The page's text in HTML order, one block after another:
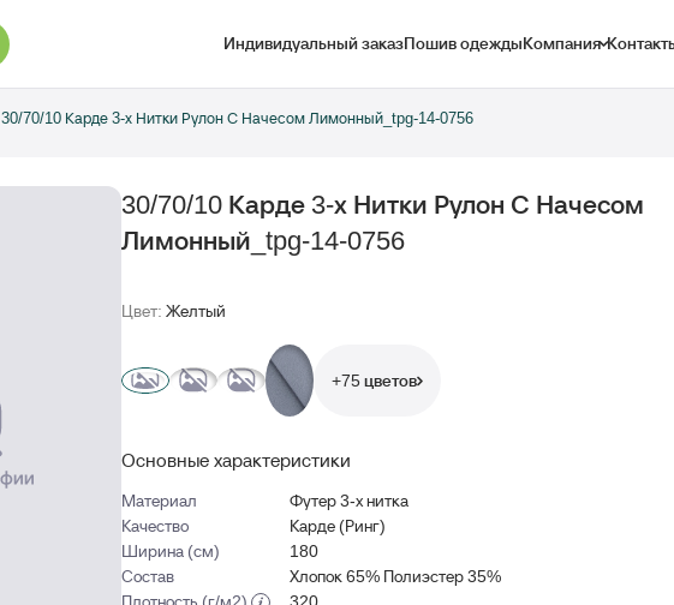
Индивидуальный заказПошив одеждыКомпания
30/70/10 Карде 3-х Нитки Рулон С Начесом Лимонный_tpg-14-0756
30/70/10 Карде 3-х Нитки Рулон С Начесом
Лимонный_tpg-14-0756
Цвет: Желтый
+75 цветов
Основные характеристики
Материал
Футер 3-х нитка
Качество
Карде (Ринг)
Ширина (см)
180
Состав
Хлопок 65% Полиэстер 35%